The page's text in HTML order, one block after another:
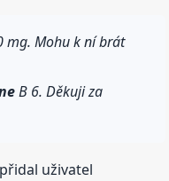
mg. Mohu k ní brát
B 6. Děkuji za
uživatel